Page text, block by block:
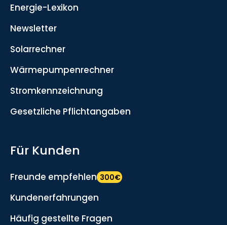
Energie-Lexikon
Newsletter
Solarrechner
Wärmepumpenrechner
Stromkennzeichnung
Gesetzliche Pflichtangaben
Für Kunden
Freunde empfehlen 300€
Kundenerfahrungen
Häufig gestellte Fragen